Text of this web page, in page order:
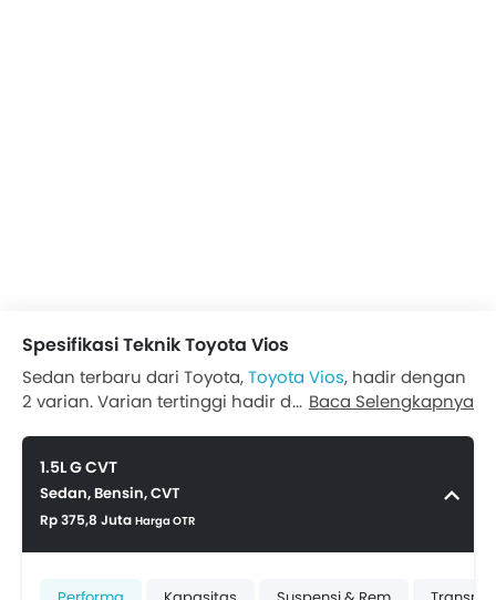
Spesifikasi Teknik Toyota Vios
Sedan terbaru dari Toyota,Toyota Vios, hadir dengan
2 varian. Varian tertinggi hadir dengan mesin Bensin
berkapasitas 5-penupang dibekali juga dengan
transmisi Variable Speed CVT. Sistem keamanannya
dibekali Central Locking & Power Door Locks.
Baca Selengkapnya
1.5L G CVT
Sedan, Bensin, CVT
Rp 375,8 Juta Harga OTR